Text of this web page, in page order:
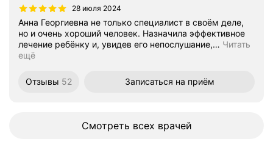
28 июля 2024
Анна Георгиевна не только специалист в своём деле,
но и очень хороший человек. Назначила эффективное
лечение ребёнку и, увидев его непослушание,… Читать
ещё
Отзывы 52 Записаться на приём
Смотреть всех врачей